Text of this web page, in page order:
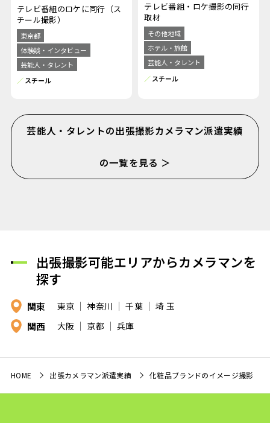
テレビ番組のロケに同行（ス
チール撮影）
東京都
体験談・インタビュー
芸能人・タレント
スチール
テレビ番組・ロケ撮影の同行
取材
その他地域
ホテル・旅館
芸能人・タレント
スチール
芸能人・タレントの出張撮影カメラマン派遣実績
の一覧を見る ＞
出張撮影可能エリアからカメラマンを
探す
関東 東京 神奈川 千葉 埼 玉
関西 大阪 京都 兵庫
HOME 出張カメラマン派遣実績 化粧品ブランドのイメージ撮影